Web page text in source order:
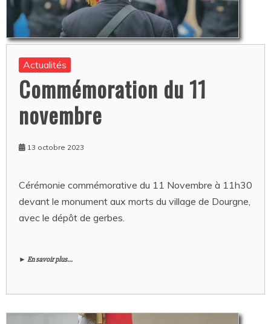
Actualités
Commémoration du 11
novembre
13 octobre 2023
Cérémonie commémorative du 11 Novembre à 11h30
devant le monument aux morts du village de Dourgne,
avec le dépôt de gerbes.
► En savoir plus...